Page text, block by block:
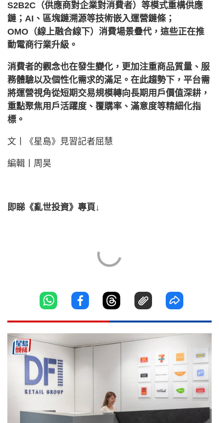
S2B2C（供應商對企業對消費者）等模式重構供應
鏈；AI、區塊鏈溯源等技術嵌入運營鏈條；
OMO（線上融合線下）消費場景疊代，這些正在推
動電商行業升級。
消費者的觀念也在發生變化，更加注重商品質量、服
務體驗以及個性化需求的滿足。在此趨勢下，平台需
將運營視角從短期交易規模轉向長期用戶價值深耕，
重點聚焦用戶活躍度、覆購率、滿意度等精細化指
標。
文丨《星島》見習記者屈慧
編輯丨周昊
即睇《亂世投資》專頁↓